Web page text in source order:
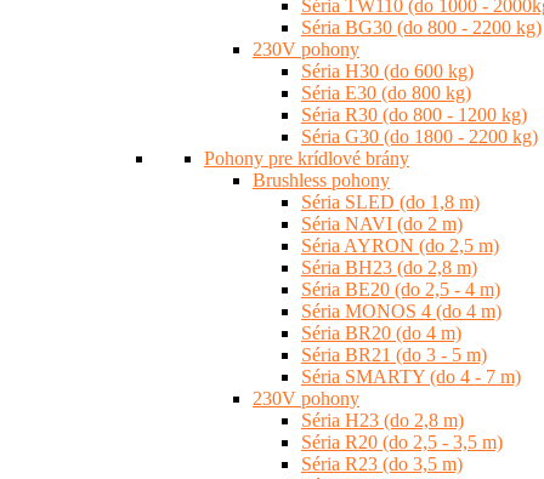
Séria TW110 (do 1000 -
Séria BG30 (do 800 - 2200 kg)
230V pohony
Séria H30 (do 600 kg)
Séria E30 (do 800 kg)
Séria R30 (do 800 - 1200 kg)
Séria G30 (do 1800 - 2200 kg)
Pohony pre krídlové brány
Brushless pohony
Séria SLED (do 1,8 m)
Séria NAVI (do 2 m)
Séria AYRON (do 2,5 m)
Séria BH23 (do 2,8 m)
Séria BE20 (do 2,5 - 4 m)
Séria MONOS 4 (do 4 m)
Séria BR20 (do 4 m)
Séria BR21 (do 3 - 5 m)
Séria SMARTY (do 4 - 7 m)
230V pohony
Séria H23 (do 2,8 m)
Séria R20 (do 2,5 - 3,5 m)
Séria R23 (do 3,5 m)